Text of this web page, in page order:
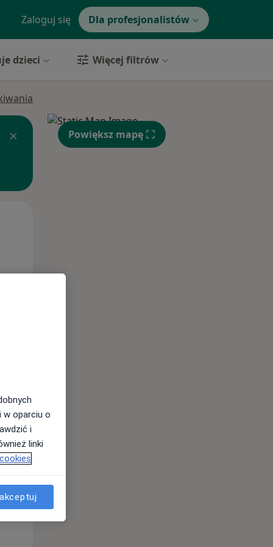
Zaloguj się Dla profesjonalistów
dzieci Więcej filtrów
Śr,
12 Sie
Powiększ mapę
w oparciu o
i
linki